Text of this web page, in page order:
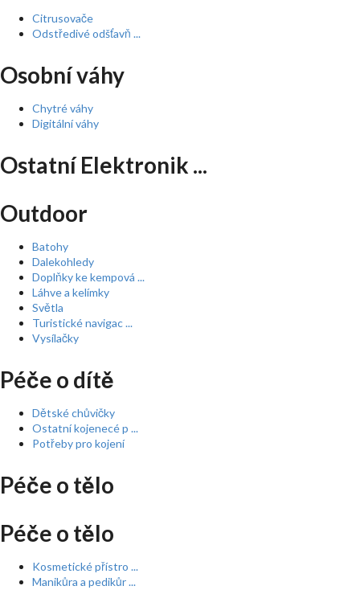
Citrusovače
Odstředivé odšťavň ...
Osobní váhy
Chytré váhy
Digitální váhy
Ostatní Elektronik ...
Outdoor
Batohy
Dalekohledy
Doplňky ke kempová ...
Láhve a kelímky
Světla
Turistické navigac ...
Vysílačky
Péče o dítě
Dětské chůvičky
Ostatní kojenecé p ...
Potřeby pro kojení
Péče o tělo
Péče o tělo
Kosmetické přístro ...
Manikůra a pedikůr ...